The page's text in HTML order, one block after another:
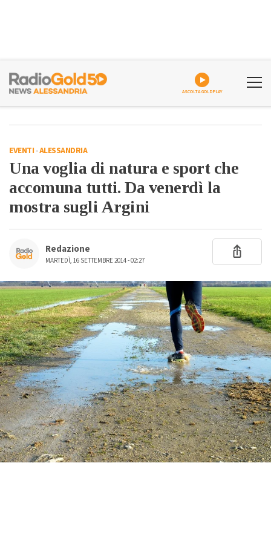
ASCOLTA GOLDPLAY
EVENTI-ALESSANDRIA
Una voglia di natura e sport che
accomuna tutti. Da venerdì la
mostra sugli Argini
Redazione
MARTEDÌ, 16 SETTEMBRE 2014 - 02:27